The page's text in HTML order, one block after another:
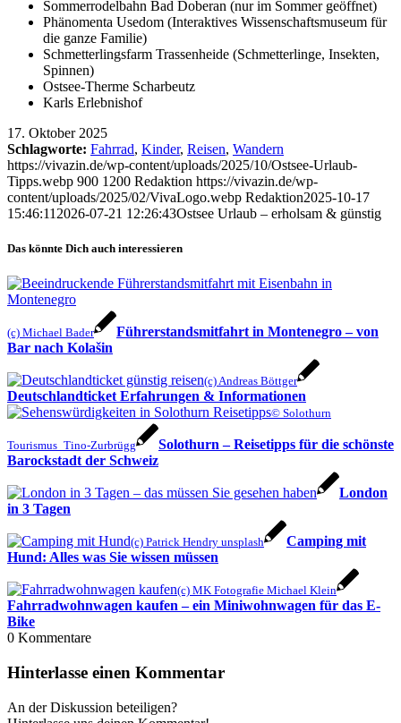
Sommerrodelbahn Bad Doberan (nur im Sommer geöffnet)
Phänomenta Usedom (Interaktives Wissenschaftsmuseum für
die ganze Familie)
Schmetterlingsfarm Trassenheide (Schmetterlinge, Insekten,
Spinnen)
Ostsee-Therme Scharbeutz
Karls Erlebnishof
17. Oktober 2025
Schlagworte: Fahrrad, Kinder, Reisen, Wandern
https://vivazin.de/wp-content/uploads/2025/10/Ostsee-Urlaub-
Tipps.webp 900 1200 Redaktion https://vivazin.de/wp-
content/uploads/2025/02/VivaLogo.webp Redaktion2025-10-17
15:46:11 2026-07-21 12:26:43Ostsee Urlaub – erholsam & günstig
Das könnte Dich auch interessieren
(c) Michael Bader
Führerstandsmitfahrt in Montenegro – von
Bar nach Kolašin
(c) Andreas Böttger
Deutschlandticket Erfahrungen & Informationen
© Solothurn
Tourismus_Tino-Zurbrügg
Solothurn – Reisetipps für die schönste
Barockstadt der Schweiz
London
in 3 Tagen
(c) Patrick Hendry unsplash
Camping mit
Hund: Alles was Sie wissen müssen
(c) MK Fotografie Michael Klein
Fahrradwohnwagen kaufen – ein Miniwohnwagen für das E-
Bike
0 Kommentare
Hinterlasse einen Kommentar
An der Diskussion beteiligen?